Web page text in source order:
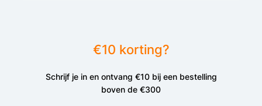
€10 korting?
Schrijf je in en ontvang €10 bij een bestelling
boven de €300